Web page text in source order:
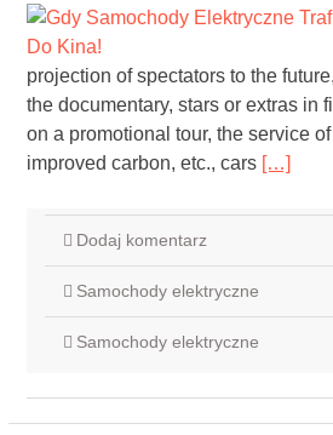
projection of spectators to the
the documentary, stars or extras in
on a promotional tour, the service
improved carbon, etc., cars […]
Dodaj komentarz
Samochody elektryczne
Samochody elektryczne